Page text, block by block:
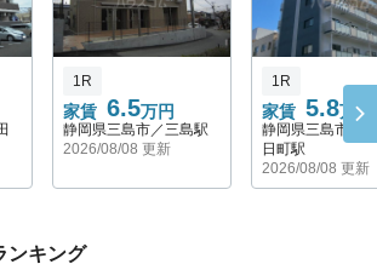
家賃 6.5万円
1R
静岡県三島市／三島駅
2026/08/08 更新
家賃 5.8万円
1R
静岡県三島市／
日町駅
2026/08/08 更新
ンキング